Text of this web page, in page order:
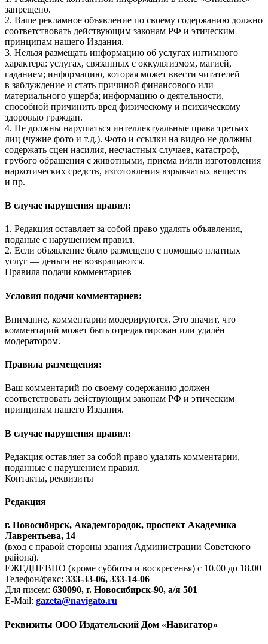
запрещено.
2. Ваше рекламное объявление по своему содержанию должно
соответствовать действующим законам РФ и этическим
принципам нашего Издания.
3. Нельзя размещать информацию об услугах интимного
характера: услугах, связанных с оккультизмом, магией,
гаданием; информацию, которая может ввести читателей
в заблуждение и стать причиной финансового или
материального ущерба; информацию о деятельности,
способной причинить вред физическому и психическому
здоровью граждан.
4. Не должны нарушаться интеллектуальные права третьих
лиц (чужие фото и т.д.). Фото и ссылки на видео не должны
содержать сцен насилия, несчастных случаев, катастроф,
грубого обращения с животными, приема и/или изготовления
наркотических средств, изготовления взрывчатых веществ
и пр.
В случае нарушения правил:
1. Редакция оставляет за собой право удалять объявления,
поданые с нарушением правил.
2. Если объявление было размещено с помощью платных
услуг — деньги не возвращаются.
Правила подачи комментариев
Условия подачи комментариев:
Внимание, комментарии модерируются. Это значит, что
комментарий может быть отредактирован или удалён
модератором.
Правила размещения:
Ваш комментарий по своему содержанию должен
соответствовать действующим законам РФ и этическим
принципам нашего Издания.
В случае нарушения правил:
Редакция оставляет за собой право удалять комментарии,
поданные с нарушением правил.
Контакты, реквизиты
Редакция
г. Новосибирск, Академгородок, проспект Академика
Лаврентьева, 14
(вход с правой стороны здания Администрации Советского
района).
ЕЖЕДНЕВНО (кроме субботы и воскресенья) с 10.00 до 18.00
Телефон/факс: 333-33-06, 333-14-06
Для писем: 630090, г. Новосибирск-90, а/я 501
E-Mail: gazeta@navigato.ru
Реквизиты ООО Издательский Дом «Навигатор»